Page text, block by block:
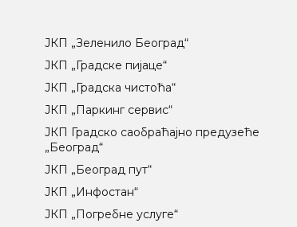
ЈКП „Зеленило Београд“
ЈКП „Градске пијаце“
ЈКП „Градска чистоћа“
ЈКП „Паркинг сервис“
ЈКП Градско саобраћајно предузеће
„Београд“
ЈКП „Београд пут“
ЈКП „Инфостан“
ЈКП „Погребне услуге“